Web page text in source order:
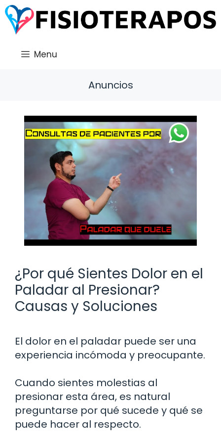
Saltar
al
contenido
Menu
Anuncios
¿Por qué Sientes Dolor en el
Paladar al Presionar?
Causas y Soluciones
El dolor en el paladar puede ser una
experiencia incómoda y preocupante.
Cuando sientes molestias al
presionar esta área, es natural
preguntarse por qué sucede y qué se
puede hacer al respecto.